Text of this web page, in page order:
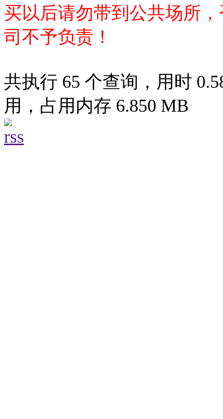
买以后请勿带到公共场所
司不予负责！
共执行 65 个查询，用时
用，占用内存 6.850 MB